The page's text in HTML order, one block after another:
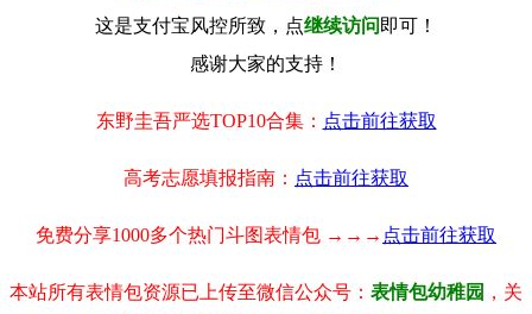
这是支付宝风控所致，点继续访问 即可！
感谢大家的支持！
东野圭吾严选TOP10合集： 点击前往获取
高考志愿填报指南： 点击前往获取
免费分享1000多个热门斗图表情包 →→→ 点击前往获取
本站所有表情包资源已上传至微信公众号： 表情包幼稚园 ，关